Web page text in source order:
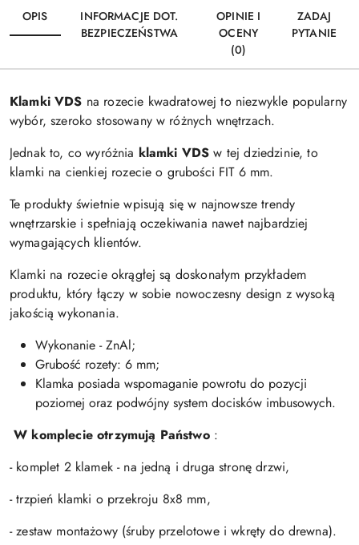
OPIS
INFORMACJE DOT.
BEZPIECZEŃSTWA
OPINIE I
OCENY
(0)
ZADAJ
PYTANIE
Klamki VDS na rozecie kwadratowej to niezwykle popularny
wybór, szeroko stosowany w różnych wnętrzach.
Jednak to, co wyróżnia klamki VDS w tej dziedzinie, to
klamki na cienkiej rozecie o grubości FIT 6 mm.
Te produkty świetnie wpisują się w najnowsze trendy
wnętrzarskie i spełniają oczekiwania nawet najbardziej
wymagających klientów.
Klamki na rozecie okrągłej są doskonałym przykładem
produktu, który łączy w sobie nowoczesny design z wysoką
jakością wykonania.
Wykonanie - ZnAl;
Grubość rozety: 6 mm;
Klamka posiada wspomaganie powrotu do pozycji
poziomej oraz podwójny system docisków imbusowych.
W komplecie otrzymują Państwo:
- komplet 2 klamek - na jedną i druga stronę drzwi,
- trzpień klamki o przekroju 8x8 mm,
- zestaw montażowy (śruby przelotowe i wkręty do drewna).